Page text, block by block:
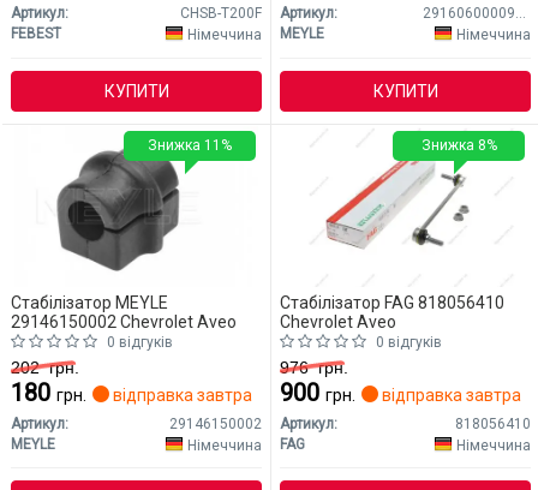
Артикул:
CHSB-T200F
FEBEST
Німеччина
КУПИТИ
Артикул:
29160600009HD
MEYLE
Німеччина
КУПИТИ
Стабілізатор MEYLE
29146150002 Chevrolet Aveo
0 відгуків
202грн.
180 грн. відправка завтра
Артикул:
29146150002
MEYLE
Німеччина
Знижка 11%
Стабілізатор FAG 818056410
Chevrolet Aveo
0 відгуків
976грн.
900 грн. відправка завтра
Артикул:
818056410
FAG
Німеччина
Знижка 8%